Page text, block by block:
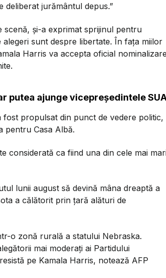
deliberat jurământul depus.”
și-a exprimat sprijinul pentru
sunt despre libertate. În fața miilor
Harris va accepta oficial
putea ajunge vicepreședintele
propulsat din punct de vedere politic,
pentru Casa Albă.
considerată ca fiind una din cele mai
lunii august să devină mâna dreaptă a
a călătorit prin ţară alături de
o zonă rurală a statului Nebraska.
mai moderaţi ai Partidului
pe Kamala Harris, notează AFP